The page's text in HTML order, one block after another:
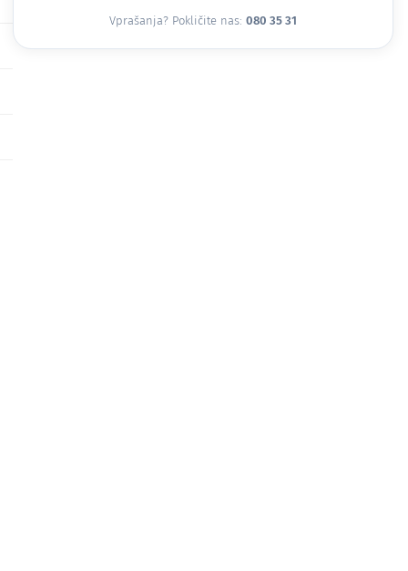
Vprašanja? Pokličite nas: 080 35 31